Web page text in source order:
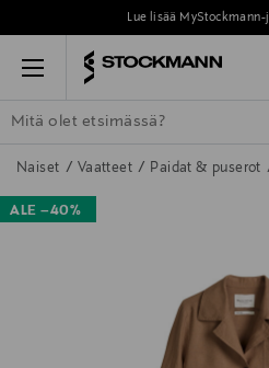
Lue lisää
Menu
ETSI KAIKKI NAISET MIEHET
Naiset Vaatteet Paidat & puserot
ALE –40%